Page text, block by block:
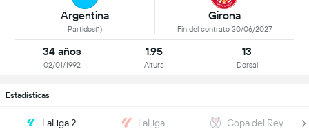
Argentina
Partidos(1)
Girona
Fin del contrato 30/06/2027
34 años
02/01/1992
1.95
Altura
13
Dorsal
Estadísticas
LaLiga 2 LaLiga Copa del Rey